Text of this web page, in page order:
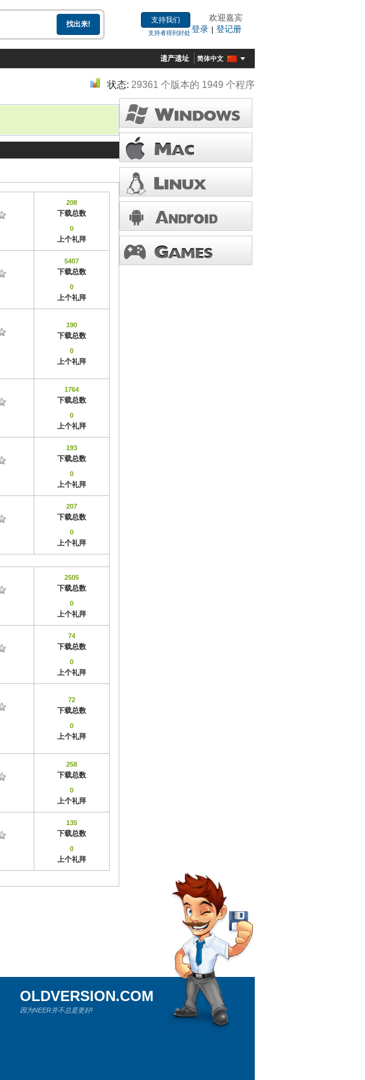
支持我们
支持者得到好处
欢迎嘉宾
登录 | 登记册
遗产遗址 简体中文
状态: 29361 个版本的 1949 个程序
208
下载总数
0
上个礼拜
5407
下载总数
0
上个礼拜
190
下载总数
0
上个礼拜
1764
下载总数
0
上个礼拜
193
下载总数
0
上个礼拜
207
下载总数
0
上个礼拜
2505
下载总数
0
上个礼拜
74
下载总数
0
上个礼拜
72
下载总数
0
上个礼拜
258
下载总数
0
上个礼拜
135
下载总数
0
上个礼拜
OLDVERSION.COM
因为NEER并不总是更好!